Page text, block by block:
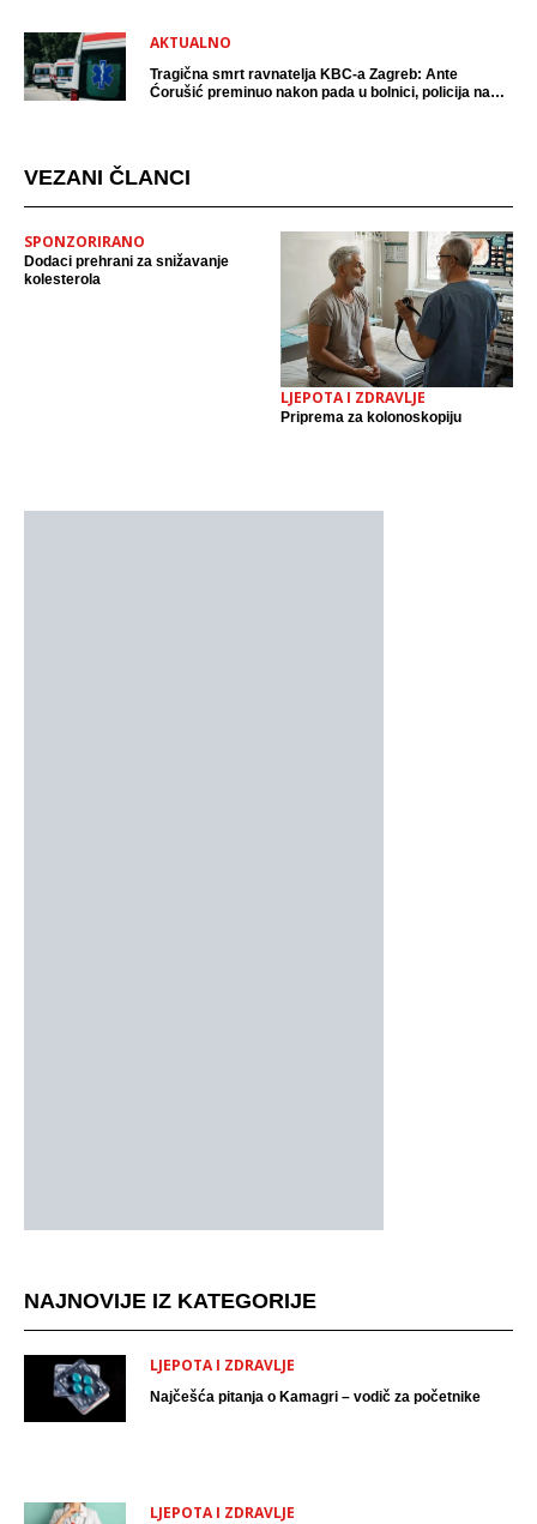
AKTUALNO
Tragična smrt ravnatelja KBC-a Zagreb: Ante
Ćorušić preminuo nakon pada u bolnici, policija na
VEZANI ČLANCI
SPONZORIRANO
Dodaci prehrani za snižavanje
kolesterola
LJEPOTA I ZDRAVLJE
Priprema za kolonoskopiju
NAJNOVIJE IZ KATEGORIJE
LJEPOTA I ZDRAVLJE
Najčešća pitanja o Kamagri – vodič za početnike
LJEPOTA I ZDRAVLJE